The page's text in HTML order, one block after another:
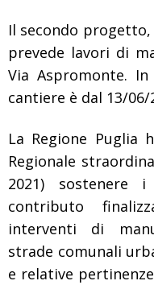
Il secondo
prevede lavori di
Via Aspromonte.
cantiere è dal 13/06/
La Regione Puglia
Regionale
2021) sostenere
contributo
interventi di
strade comunali
e relative